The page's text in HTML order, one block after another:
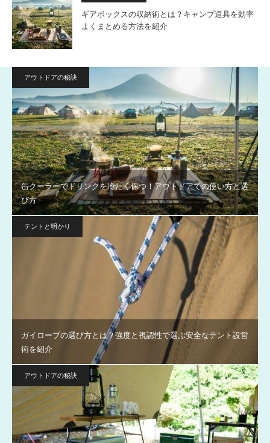
ギアボックスの収納術とは？キャンプ道具を効率
よくまとめる方法を紹介
アウトドアの秘訣
缶クーラーでドリンクを冷たく保つ！アウトドアでの使い方と選
び方
テントと明かり
ガイロープの選び方とは？強度と視認性で選ぶ安全なテント設営
術を紹介
アウトドアの秘訣